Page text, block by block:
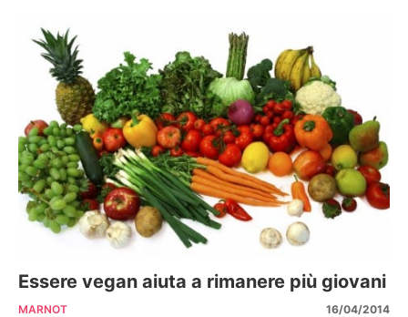
Essere vegan aiuta a rimanere più giovani
MARNOT 16/04/2014